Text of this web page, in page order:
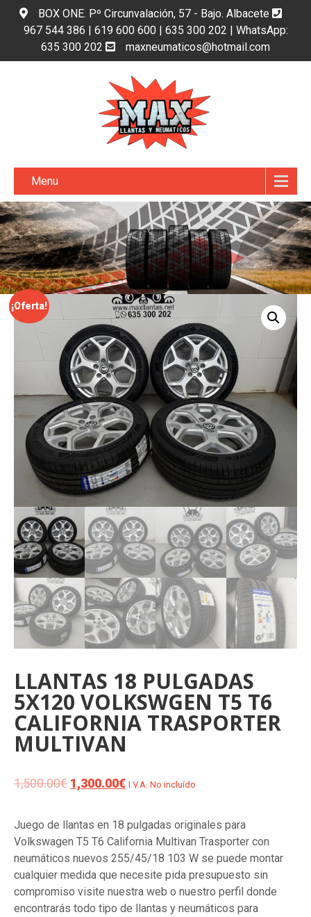
BOX ONE. Pº Circunvalación, 57 - Bajo. Albacete
967 544 386 | 619 600 600 | 635 300 202 | WhatsApp:
635 300 202
maxneumaticos@hotmail.com
Menu
¡Oferta!
LLANTAS 18 PULGADAS
5X120 VOLKSWGEN T5 T6
CALIFORNIA TRASPORTER
MULTIVAN
1,500.00€ El
era:
1,500.00€.
1,300.00€El
es:
1,300.00€.
I.V.A. No incluído
Juego de llantas en 18 pulgadas originales para
Volkswagen T5 T6 California Multivan Trasporter con
neumáticos nuevos 255/45/18 103 W se puede montar
cualquier medida que necesite pida presupuesto sin
compromiso visite nuestra web o nuestro perfil donde
encontrarás todo tipo de llantas y neumáticos para